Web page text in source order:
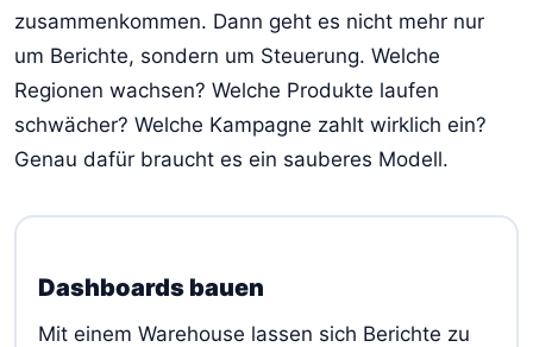
zusammenkommen. Dann geht es nicht mehr nur
um Berichte, sondern um Steuerung. Welche
Regionen wachsen? Welche Produkte laufen
schwächer? Welche Kampagne zahlt wirklich ein?
Genau dafür braucht es ein sauberes Modell.
Dashboards bauen
Mit einem Warehouse lassen sich Berichte zu